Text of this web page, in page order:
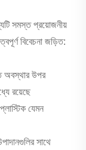
সমস্ত প্রয়োজনীয়
বিবেচনা জড়িত:
অবস্থার উপর
রয়েছে
যেমন
সাথে